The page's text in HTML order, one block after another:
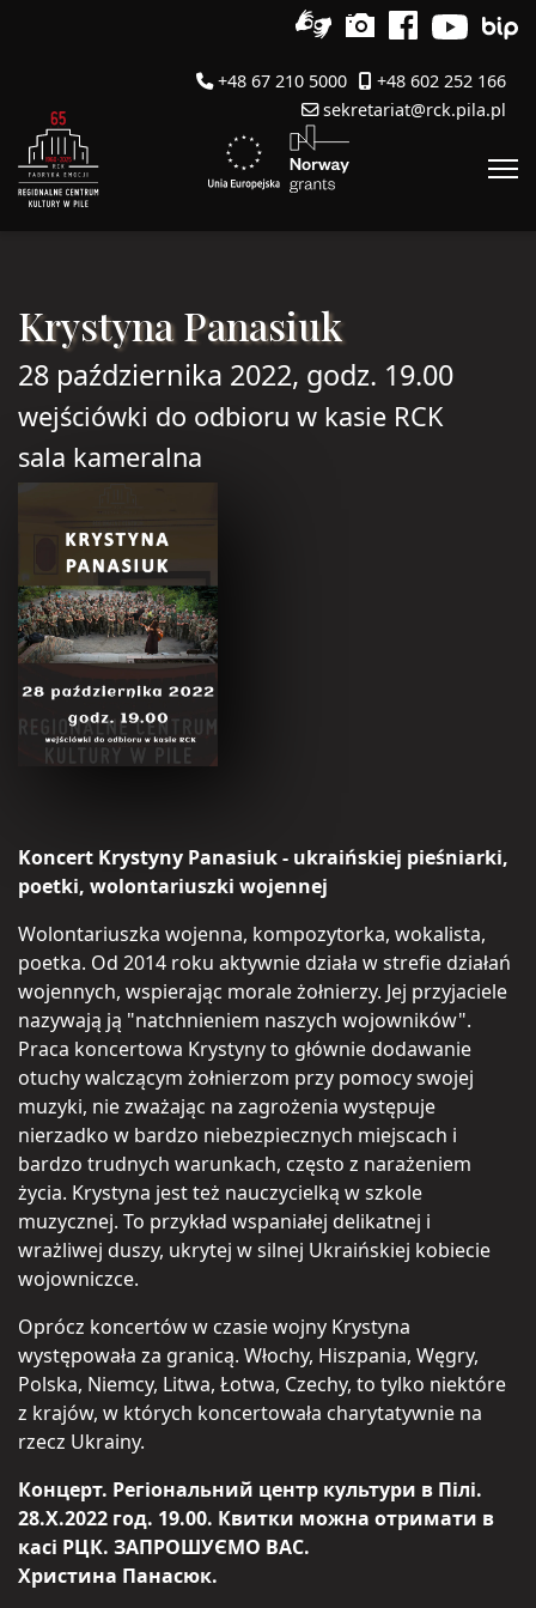
+48 67 210 5000
+48 602 252 166
sekretariat@rck.pila.pl
Krystyna Panasiuk
28 października 2022, godz. 19.00
wejściówki do odbioru w kasie RCK
sala kameralna
Koncert Krystyny Panasiuk - ukraińskiej pieśniarki,
poetki, wolontariuszki wojennej
Wolontariuszka wojenna, kompozytorka, wokalista,
poetka. Od 2014 roku aktywnie działa w strefie działań
wojennych, wspierając morale żołnierzy. Jej przyjaciele
nazywają ją "natchnieniem naszych wojowników".
Praca koncertowa Krystyny to głównie dodawanie
otuchy walczącym żołnierzom przy pomocy swojej
muzyki, nie zważając na zagrożenia występuje
nierzadko w bardzo niebezpiecznych miejscach i
bardzo trudnych warunkach, często z narażeniem
życia. Krystyna jest też nauczycielką w szkole
muzycznej. To przykład wspaniałej delikatnej i
wrażliwej duszy, ukrytej w silnej Ukraińskiej kobiecie
wojowniczce.
Oprócz koncertów w czasie wojny Krystyna
występowała za granicą. Włochy, Hiszpania, Węgry,
Polska, Niemcy, Litwa, Łotwa, Czechy, to tylko niektóre
z krajów, w których koncertowała charytatywnie na
rzecz Ukrainy.
Концерт. Регіональний центр культури в Пілі.
28.Х.2022 год. 19.00. Квитки можна отримати в
касі РЦК. ЗАПРОШУЄМО ВАС.
Христина Панасюк.